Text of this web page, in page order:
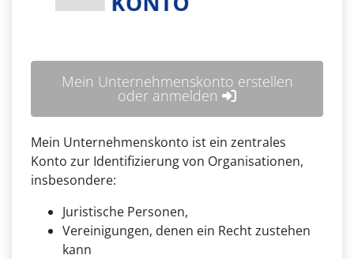
Mein Unternehmenskonto erstellen
oder anmelden
Mein Unternehmenskonto ist ein zentrales
Konto zur Identifizierung von Organisationen,
insbesondere:
Juristische Personen,
Vereinigungen, denen ein Recht zustehen
kann